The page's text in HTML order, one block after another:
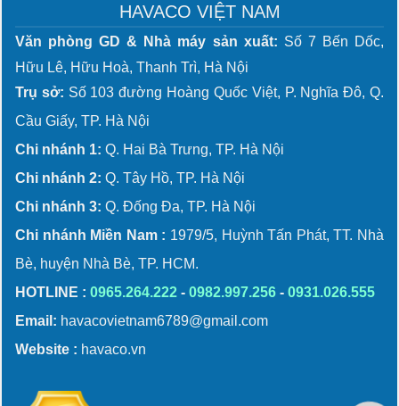
HAVACO VIỆT NAM
Văn phòng GD & Nhà máy sản xuất: Số 7 Bến Dốc,
Hữu Lê, Hữu Hoà, Thanh Trì, Hà Nội
Trụ sở: Số 103 đường Hoàng Quốc Việt, P. Nghĩa Đô, Q.
Cầu Giấy, TP. Hà Nội
Chi nhánh 1: Q. Hai Bà Trưng, TP. Hà Nội
Chi nhánh 2: Q. Tây Hồ, TP. Hà Nội
Chi nhánh 3: Q. Đống Đa, TP. Hà Nội
Chi nhánh Miền Nam : 1979/5, Huỳnh Tấn Phát, TT. Nhà
Bè, huyện Nhà Bè, TP. HCM.
HOTLINE : 0965.264.222 - 0982.997.256 - 0931.026.555
Email: havacovietnam6789@gmail.com
Website : havaco.vn